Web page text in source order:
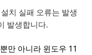
치 실패 오류는 발생
발생합니다.
만 아니라 윈도우 11